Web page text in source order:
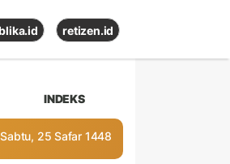
retizen.id
INDEKS
| Sabtu, 25 Safar 1448